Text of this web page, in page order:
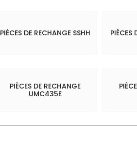
PIÈCES DE RECHANGE SSHH PIÈCES
PIÈCES DE RECHANGE
UMC435E